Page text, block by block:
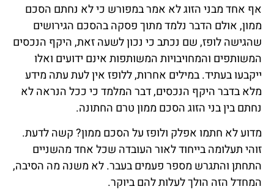
אף אחד מבני הזוג לא אמר במפורש כי לא נחתם הסכם
ממון, אולם הדבר נלמד מתוך פסקה בהסכם הגירושים
שהגישה לופז, שם נכתב כי נכון לשעה זאת, היקף הנכסים
המשותפים והמחויבויות המשותפות אינם ידועים ואלו
ייקבעו בעתיד. במילים אחרות, ללופז אין לעת עתה מידע
מלא בדבר היקף הנכסים, דבר המלמד כי ככל הנראה לא
נחתם בין בני הזוג הסכם ממון טרם החתונה.
מדוע לא חתמו אפלק ולופז על הסכם ממון? קשה לדעת.
זוהי תעלומה בייחוד לאור העובדה שכל אחד מהשניים
התחתן והתגרש מספר פעמים בעבר. לא משנה מה הסיבה,
המחדל הזה הולך לעלות להם ביוקר.